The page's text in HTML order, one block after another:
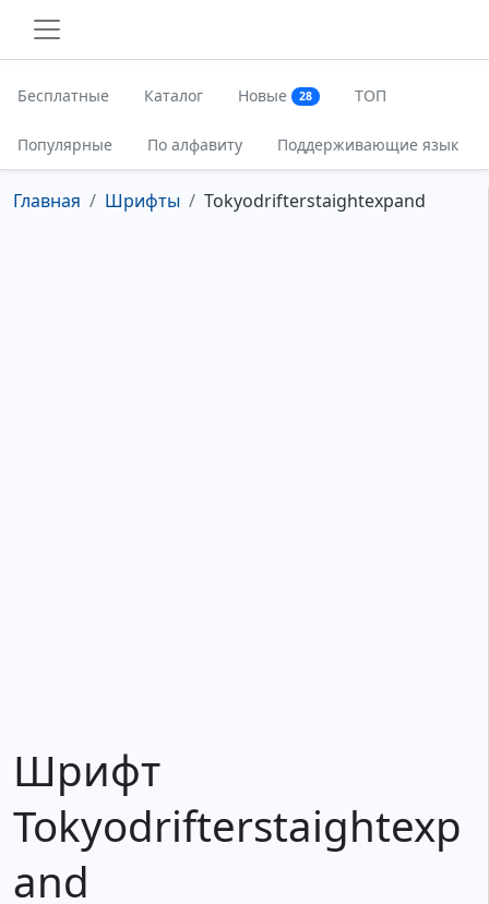
Бесплатные Каталог Новые 28 ТОП
Популярные По алфавиту Поддерживающие язык
Главная Шрифты Tokyodrifterstaightexpand
Шрифт
Tokyodrifterstaightexp
and